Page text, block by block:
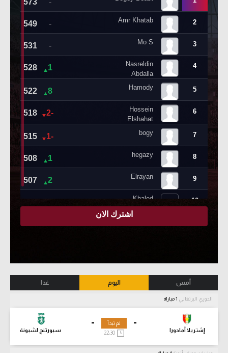
أمس اليوم غدا
الدوري البرتغالي
-
إشتريلا أمادورا
-
سبورتنج لشبونة
لم تبدأ